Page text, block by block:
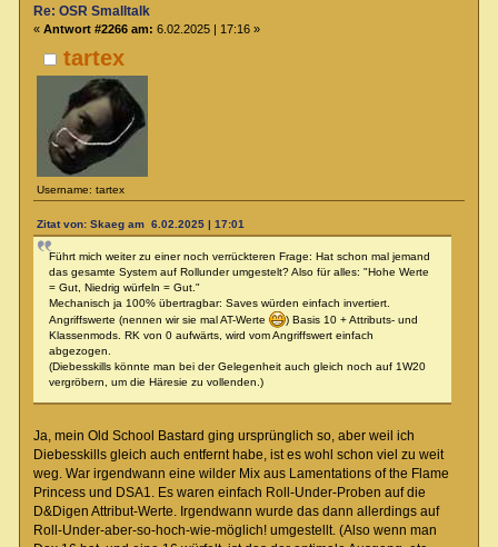
tartex
Username: tartex
Re: OSR Smalltalk
« Antwort #2266 am: 6.02.2025 | 17:16 »
Zitat von: Skaeg am 6.02.2025 | 17:01
Führt mich weiter zu einer noch verrückteren Frage: Hat schon mal jemand
das gesamte System auf Rollunder umgestelt? Also für alles: "Hohe Werte
= Gut, Niedrig würfeln = Gut."
Mechanisch ja 100% übertragbar: Saves würden einfach invertiert.
Angriffswerte (nennen wir sie mal AT-Werte
) Basis 10 + Attributs- und
Klassenmods. RK von 0 aufwärts, wird vom Angriffswert einfach
abgezogen.
(Diebesskills könnte man bei der Gelegenheit auch gleich noch auf 1W20
vergröbern, um die Häresie zu vollenden.)
Ja, mein Old School Bastard ging ursprünglich so, aber weil ich
Diebesskills gleich auch entfernt habe, ist es wohl schon viel zu weit
weg. War irgendwann eine wilder Mix aus Lamentations of the Flame
Princess und DSA1. Es waren einfach Roll-Under-Proben auf die
D&Digen Attribut-Werte. Irgendwann wurde das dann allerdings auf
Roll-Under-aber-so-hoch-wie-möglich! umgestellt. (Also wenn man